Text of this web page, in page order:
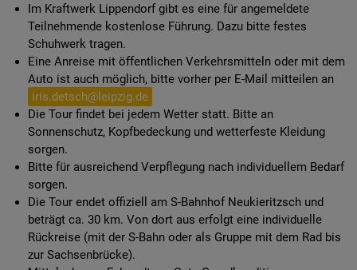
Im Kraftwerk Lippendorf gibt es eine für angemeldete
Teilnehmende kostenlose Führung. Dazu bitte festes
Schuhwerk tragen.
Eine Anreise mit öffentlichen Verkehrsmitteln oder mit dem
Auto ist auch möglich, bitte vorher per E-Mail mitteilen an
iris.detsch@ leipzig.de
Die Tour findet bei jedem Wetter statt. Bitte an
Sonnenschutz, Kopfbedeckung und wetterfeste Kleidung
sorgen.
Bitte für ausreichend Verpflegung nach individuellem Bedarf
sorgen.
Die Tour endet offiziell am S-Bahnhof Neukieritzsch und
beträgt ca. 30 km. Von dort aus erfolgt eine individuelle
Rückreise (mit der S-Bahn oder als Gruppe mit dem Rad bis
zur Sachsenbrücke).